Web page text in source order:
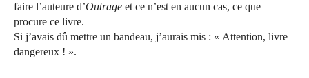
faire l’auteure d’Outrage et ce n’est en aucun cas, ce que
procure ce livre.
Si j’avais dû mettre un bandeau, j’aurais mis : « Attention, livre
dangereux ! ».